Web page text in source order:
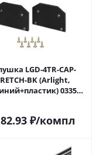
LGD-4TR-CAP-
BK (Arlight,
033536
₽/компл